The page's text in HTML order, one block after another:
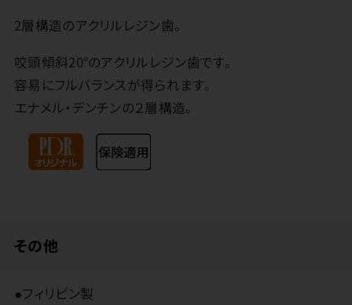
2層構造のアクリルレジン歯。
咬頭傾斜20°のアクリルレジン歯です。
容易にフルバランスが得られます。
エナメル・デンチンの２層構造。
その他
●フィリピン製